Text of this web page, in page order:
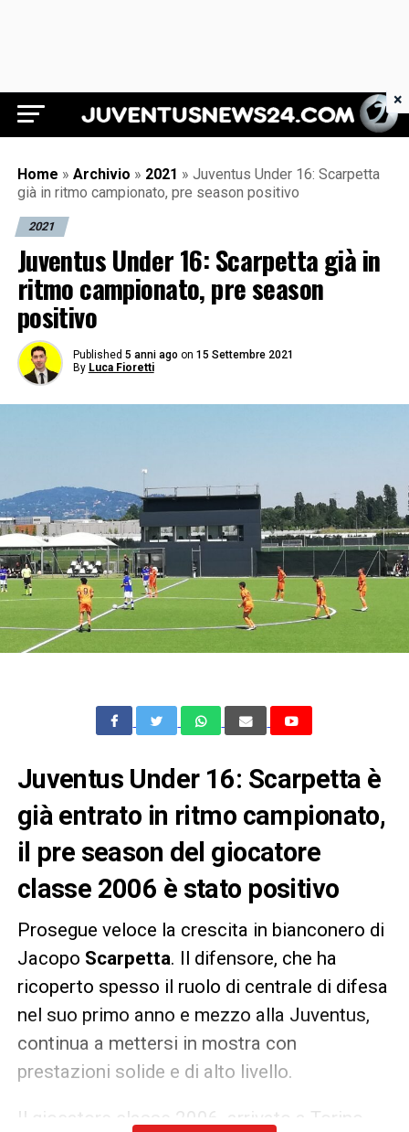
Juventus News 24
Home » Archivio » 2021 » Juventus Under 16: Scarpetta
già in ritmo campionato, pre season positivo
2021
Juventus Under 16: Scarpetta già in
ritmo campionato, pre season
positivo
Published 5 anni ago on 15 Settembre 2021
By Luca Fioretti
Juventus Under 16: Scarpetta è
già entrato in ritmo campionato,
il pre season del giocatore
classe 2006 è stato positivo
Prosegue veloce la crescita in bianconero di
Jacopo Scarpetta. Il difensore, che ha
ricoperto spesso il ruolo di centrale di difesa
nel suo primo anno e mezzo alla Juventus,
continua a mettersi in mostra con
prestazioni solide e di alto livello.
Il giocatore classe 2006, arrivato a Torino
×